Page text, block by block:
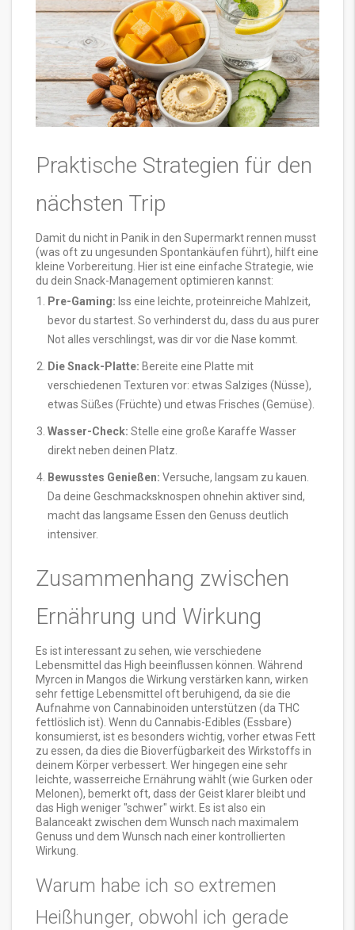
Praktische Strategien für den
nächsten Trip
Damit du nicht in Panik in den Supermarkt rennen musst
(was oft zu ungesunden Spontankäufen führt), hilft eine
kleine Vorbereitung. Hier ist eine einfache Strategie, wie
du dein Snack-Management optimieren kannst:
Pre-Gaming: Iss eine leichte, proteinreiche Mahlzeit,
bevor du startest. So verhinderst du, dass du aus purer
Not alles verschlingst, was dir vor die Nase kommt.
Die Snack-Platte: Bereite eine Platte mit
verschiedenen Texturen vor: etwas Salziges (Nüsse),
etwas Süßes (Früchte) und etwas Frisches (Gemüse).
Wasser-Check: Stelle eine große Karaffe Wasser
direkt neben deinen Platz.
Bewusstes Genießen: Versuche, langsam zu kauen.
Da deine Geschmacksknospen ohnehin aktiver sind,
macht das langsame Essen den Genuss deutlich
intensiver.
Zusammenhang zwischen
Ernährung und Wirkung
Es ist interessant zu sehen, wie verschiedene
Lebensmittel das High beeinflussen können. Während
Myrcen in Mangos die Wirkung verstärken kann, wirken
sehr fettige Lebensmittel oft beruhigend, da sie die
Aufnahme von Cannabinoiden unterstützen (da THC
fettlöslich ist). Wenn du Cannabis-Edibles (Essbare)
konsumierst, ist es besonders wichtig, vorher etwas Fett
zu essen, da dies die Bioverfügbarkeit des Wirkstoffs in
deinem Körper verbessert. Wer hingegen eine sehr
leichte, wasserreiche Ernährung wählt (wie Gurken oder
Melonen), bemerkt oft, dass der Geist klarer bleibt und
das High weniger "schwer" wirkt. Es ist also ein
Balanceakt zwischen dem Wunsch nach maximalem
Genuss und dem Wunsch nach einer kontrollierten
Wirkung.
Warum habe ich so extremen
Heißhunger, obwohl ich gerade